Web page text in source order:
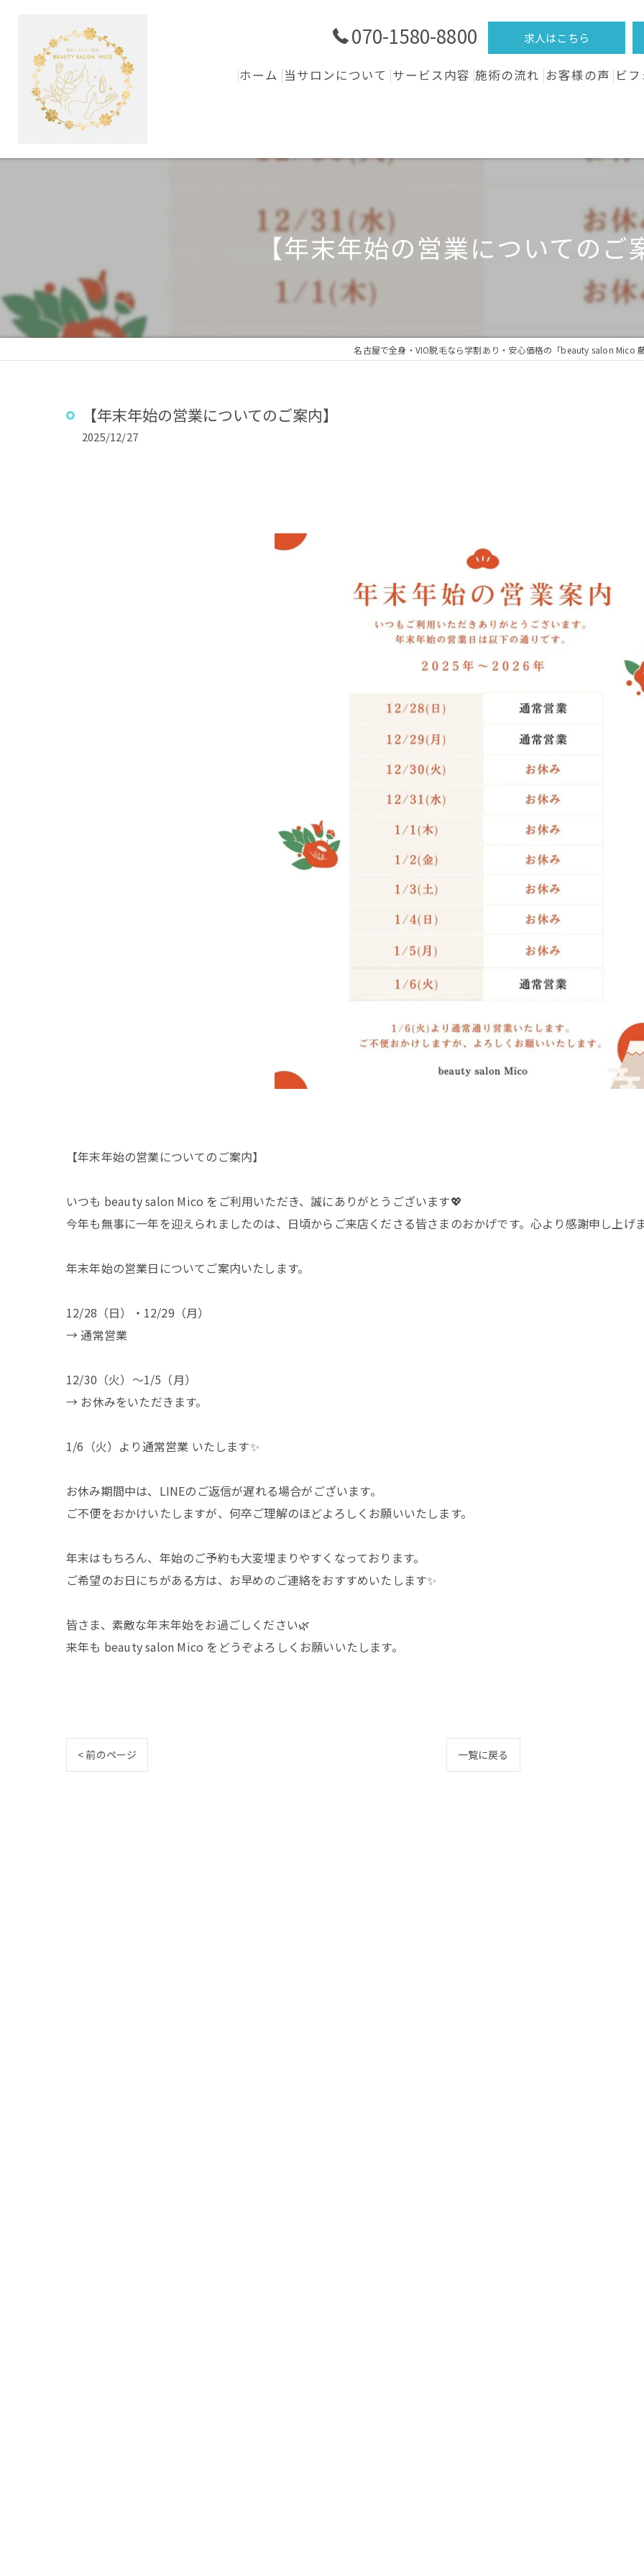
070-1580-8800 求人はこちら
ホーム 当サロンについて サービス内容 施術の流れ お客様の声 ビ
【年末年始の営業についてのご
名古屋で全身・VIO脱毛なら学割あり・安心価格の「beauty salon Mico
【年末年始の営業についてのご案内】
2025/12/27
【年末年始の営業についてのご案内】
いつも beauty salon Mico をご利用いただき、誠にありがとうございます💖
今年も無事に一年を迎えられましたのは、日頃からご来店くださる皆さまのおかげです。心より感謝申し上げ
年末年始の営業日についてご案内いたします。
12/28（日）・12/29（月）
→ 通常営業
12/30（火）〜1/5（月）
→ お休みをいただきます。
1/6（火）より通常営業 いたします✨
お休み期間中は、LINEのご返信が遅れる場合がございます。
ご不便をおかけいたしますが、何卒ご理解のほどよろしくお願いいたします。
年末はもちろん、年始のご予約も大変埋まりやすくなっております。
ご希望のお日にちがある方は、お早めのご連絡をおすすめいたします✨
皆さま、素敵な年末年始をお過ごしください🌿
来年も beauty salon Mico をどうぞよろしくお願いいたします。
< 前のページ 一覧に戻る